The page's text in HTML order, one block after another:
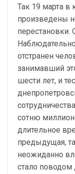
Так 19 марта в
произведены
перестановки.
отстранен
занимавший
шести лет, и
сотню
длительное
предыдущая,
неожиданно
стало поводом